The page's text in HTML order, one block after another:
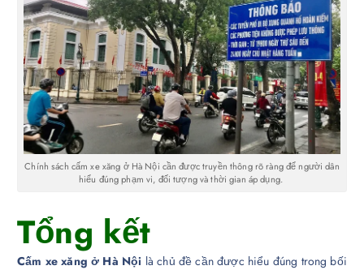
Chính sách cấm xe xăng ở Hà Nội cần được truyền thông rõ ràng để người dân
hiểu đúng phạm vi, đối tượng và thời gian áp dụng.
Tổng kết
Cấm xe xăng ở Hà Nội là chủ đề cần được hiểu đúng trong bối